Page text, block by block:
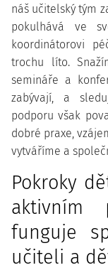
náš učitelský tým
pokulhává ve
koordinátorovi
trochu líto.
semináře a
zabývají, a
podporu však
dobré praxe,
vytváříme a
Pokroky
aktivním
funguje
učiteli a